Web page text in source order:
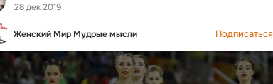
28 дек 2019
Женский Мир Мудрые мысли Подписаться